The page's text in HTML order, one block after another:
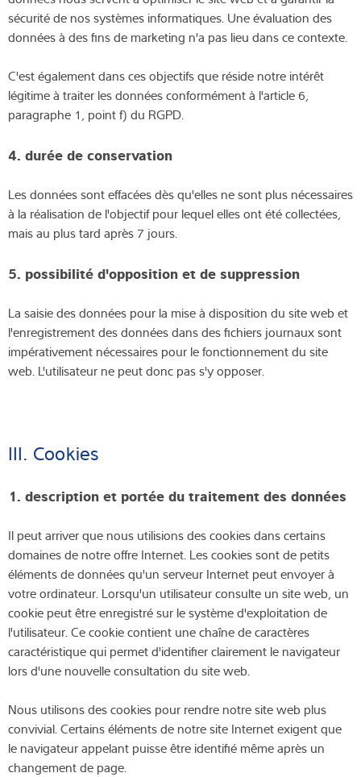
sécurité de nos systèmes informatiques. Une évaluation des
données à des fins de marketing n'a pas lieu dans ce contexte.
C'est également dans ces objectifs que réside notre intérêt
légitime à traiter les données conformément à l'article 6,
paragraphe 1, point f) du RGPD.
4. durée de conservation
Les données sont effacées dès qu'elles ne sont plus nécessaires
à la réalisation de l'objectif pour lequel elles ont été collectées,
mais au plus tard après 7 jours.
5. possibilité d'opposition et de suppression
La saisie des données pour la mise à disposition du site web et
l'enregistrement des données dans des fichiers journaux sont
impérativement nécessaires pour le fonctionnement du site
web. L'utilisateur ne peut donc pas s'y opposer.
III. Cookies
1. description et portée du traitement des données
Il peut arriver que nous utilisions des cookies dans certains
domaines de notre offre Internet. Les cookies sont de petits
éléments de données qu'un serveur Internet peut envoyer à
votre ordinateur. Lorsqu'un utilisateur consulte un site web, un
cookie peut être enregistré sur le système d'exploitation de
l'utilisateur. Ce cookie contient une chaîne de caractères
caractéristique qui permet d'identifier clairement le navigateur
lors d'une nouvelle consultation du site web.
Nous utilisons des cookies pour rendre notre site web plus
convivial. Certains éléments de notre site Internet exigent que
le navigateur appelant puisse être identifié même après un
changement de page.